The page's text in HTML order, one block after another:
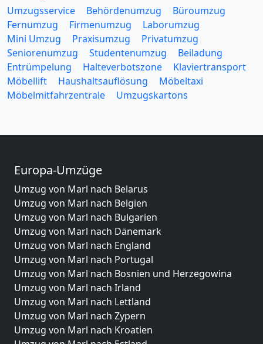
Umzugsservice Behördenumzug
Büroumzug
Fernumzug
Firmenumzug
Laborumzug
Mini Umzug
Praxisumzug
Privatumzug
Seniorenumzug
Studentenumzug
Beiladung
Entrümpelung
Halteverbotszone
Klaviertransport
Möbellift
Haushaltsauflösung
Möbeltaxi
Möbelmitfahrzentrale
Umzugskartons
Europa-Umzüge
Umzug von Marl nach Belarus
Umzug von Marl nach Belgien
Umzug von Marl nach Bulgarien
Umzug von Marl nach Dänemark
Umzug von Marl nach England
Umzug von Marl nach Portugal
Umzug von Marl nach Bosnien und Herzegowina
Umzug von Marl nach Irland
Umzug von Marl nach Lettland
Umzug von Marl nach Zypern
Umzug von Marl nach Kroatien